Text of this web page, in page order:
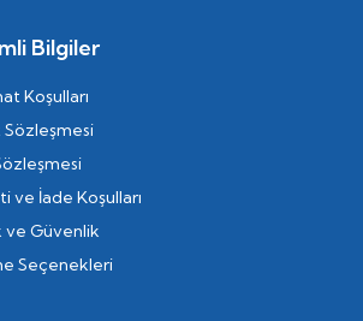
Bilgiler
Koşulları
ve İade Koşulları
ve Güvenlik
Seçenekleri